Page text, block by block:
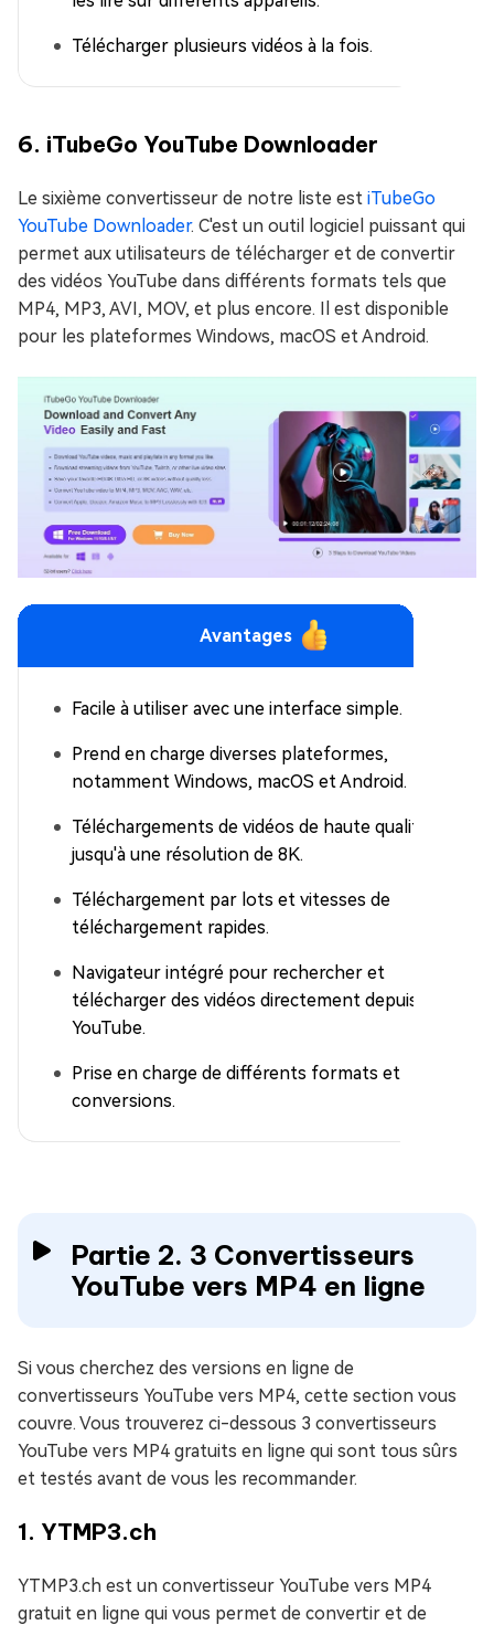
Télécharger plusieurs vidéos à la fois.
6. iTubeGo YouTube Downloader
Le sixième convertisseur de notre liste est iTubeGo
YouTube Downloader. C'est un outil logiciel puissant qui
permet aux utilisateurs de télécharger et de convertir
des vidéos YouTube dans différents formats tels que
MP4, MP3, AVI, MOV, et plus encore. Il est disponible
pour les plateformes Windows, macOS et Android.
Avantages
Facile à utiliser avec une interface simple.
Prend en charge diverses plateformes,
notamment Windows, macOS et Android.
Téléchargements de vidéos de haute qualité
jusqu'à une résolution de 8K.
Téléchargement par lots et vitesses de
téléchargement rapides.
Navigateur intégré pour rechercher et
télécharger des vidéos directement depuis
YouTube.
Prise en charge de différents formats et
conversions.
Partie 2. 3 Convertisseurs
YouTube vers MP4 en ligne
Si vous cherchez des versions en ligne de
convertisseurs YouTube vers MP4, cette section vous
couvre. Vous trouverez ci-dessous 3 convertisseurs
YouTube vers MP4 gratuits en ligne qui sont tous sûrs
et testés avant de vous les recommander.
1. YTMP3.ch
YTMP3.ch est un convertisseur YouTube vers MP4
gratuit en ligne qui vous permet de convertir et de